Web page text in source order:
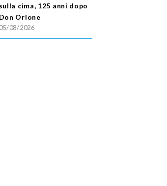
sulla cima, 125 anni dopo
Don Orione
05/08/2026